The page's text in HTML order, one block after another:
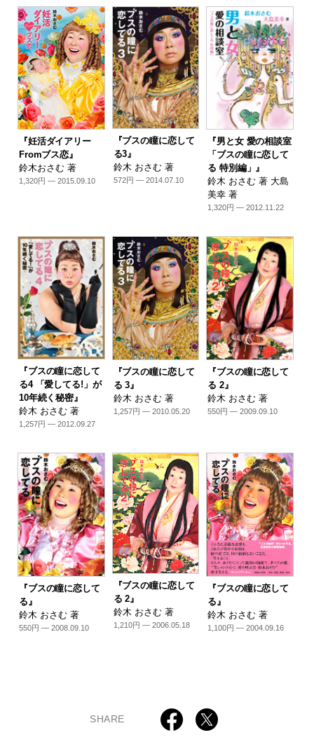
『妊活ダイアリー
Fromブス恋』
鈴木おさむ 著
1,320円 — 2015.09.10
『ブスの瞳に恋して
る3』
鈴木 おさむ 著
572円 — 2014.07.10
『男と女 愛の相談室
「ブスの瞳に恋して
る 特別編」』
鈴木 おさむ 著 大島
美幸 著
1,320円 — 2012.11.22
『ブスの瞳に恋して
る4 「愛してる!」が
10年続く秘密』
鈴木 おさむ 著
1,257円 — 2012.09.27
『ブスの瞳に恋して
る 3』
鈴木 おさむ 著
1,257円 — 2010.05.20
『ブスの瞳に恋して
る 2』
鈴木 おさむ 著
550円 — 2009.09.10
『ブスの瞳に恋して
る』
鈴木 おさむ 著
550円 — 2008.09.10
『ブスの瞳に恋して
る 2』
鈴木 おさむ 著
1,210円 — 2006.05.18
『ブスの瞳に恋して
る』
鈴木 おさむ 著
1,100円 — 2004.09.16
SHARE